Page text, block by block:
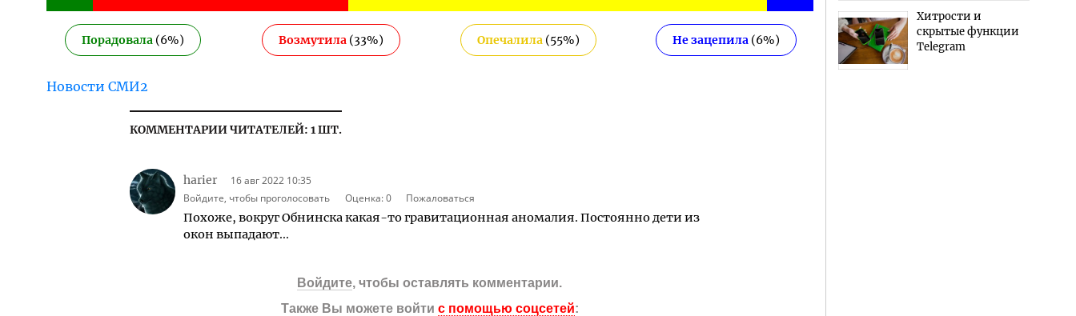
Порадовала (6%) Возмутила(33%) Опечалила (55%) Не зацепила (6%)
Новости СМИ2
КОММЕНТАРИИ ЧИТАТЕЛЕЙ: 1 ШТ.
harier
16 авг 2022 10:35
Войдите, чтобы проголосовать
Оценка:0 Пожаловаться
Похоже, вокруг Обнинска какая-то гравитационная аномалия. Постоянно дети из
окон выпадают...
Войдите, чтобы оставлять комментарии.
Также Вы можете войти с помощью соцсетей:
Хитрости и
скрытые функции
Telegram